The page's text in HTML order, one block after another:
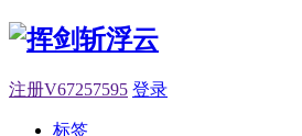
注册V67257595 登录
标签